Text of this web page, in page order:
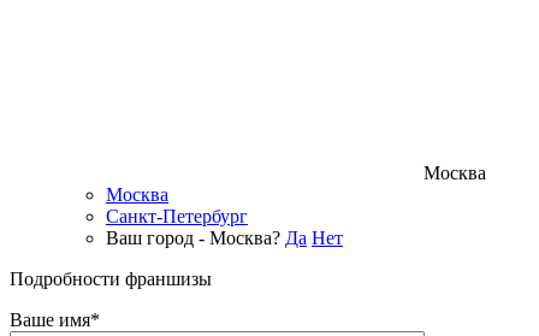
Москва
Москва
Санкт-Петербург
Ваш город - Москва? Да Нет
Подробности франшизы
Ваше имя*